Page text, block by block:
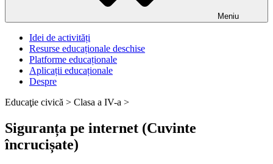
Meniu
Idei de activități
Resurse educaționale deschise
Platforme educaționale
Aplicații educaționale
Despre
Educaţie civică > Clasa a IV-a >
Siguranța pe internet (Cuvinte
încrucișate)